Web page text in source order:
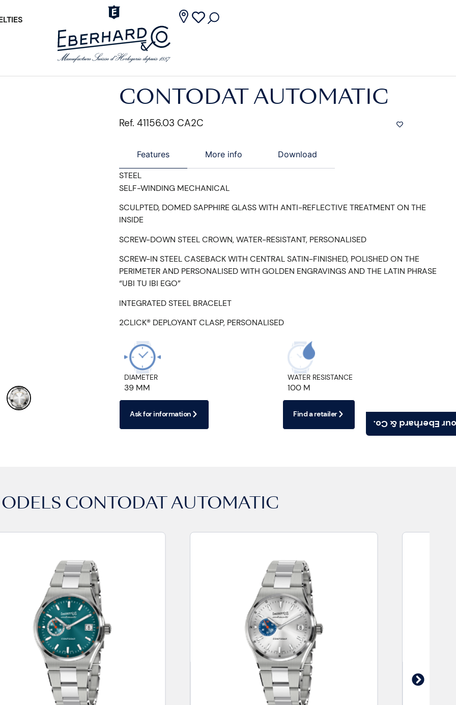
Find your
CONTODAT AUTOMATIC
Ref. 41156.03 CA2C
Features More info Download
STEEL
SELF-WINDING MECHANICAL
SCULPTED, DOMED SAPPHIRE GLASS WITH ANTI-REFLECTIVE TREATMENT ON THE
INSIDE
SCREW-DOWN STEEL CROWN, WATER-RESISTANT, PERSONALISED
SCREW-IN STEEL CASEBACK WITH CENTRAL SATIN-FINISHED, POLISHED ON THE
PERIMETER AND PERSONALISED WITH GOLDEN ENGRAVINGS AND THE LATIN PHRASE
“UBI TU IBI EGO”
INTEGRATED STEEL BRACELET
2CLICK® DEPLOYANT CLASP, PERSONALISED
DIAMETER
39 MM
WATER RESISTANCE
100 M
Ask for information Find a retailer
CONTODAT AUTOMATIC